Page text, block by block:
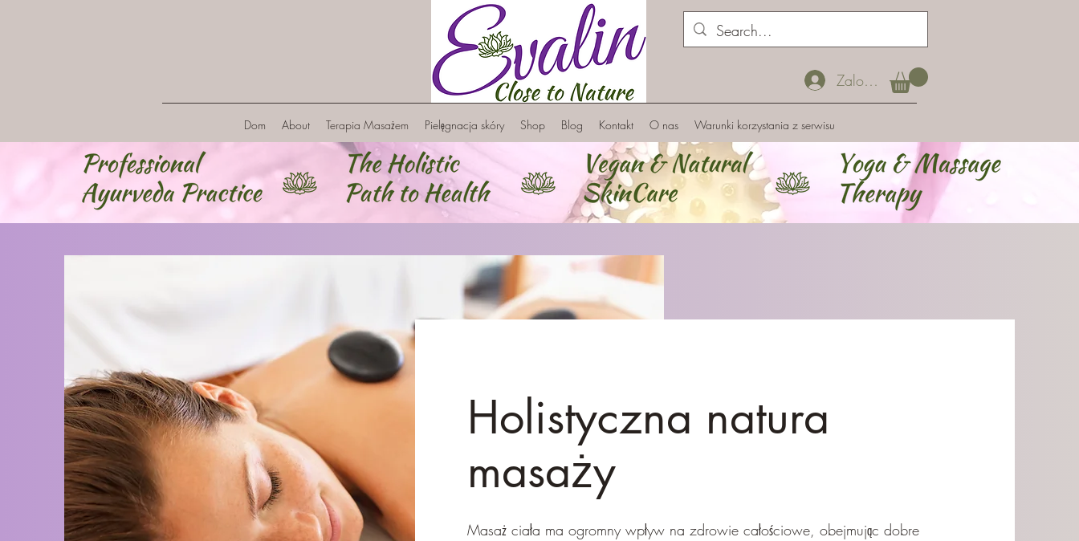
Zaloguj się
Dom About Terapia Masażem Pielęgnacja skóry Shop Blog Kontakt O nas Warunki korzystania z serwisu
Holistyczna natura
masaży
Masaż ciała ma ogromny wpływ na zdrowie całościowe, obejmując dobre